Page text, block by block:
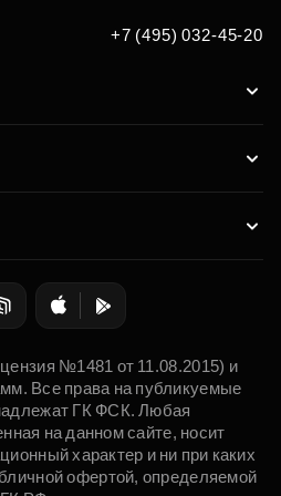
+7 (495) 032-45-20
№1481 от 11.08.2015) и
Все права на публикуемые
ГК ФСК. Любая
на данном сайте, носит
характер и ни при каких
офертой, определяемой